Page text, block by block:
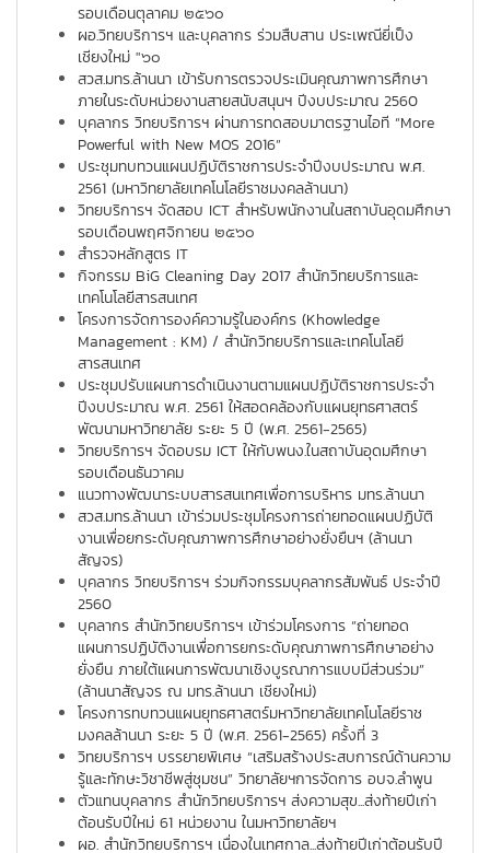
รอบเดือนตุลาคม ๒๕๖๐
ผอ.วิทยบริการฯ และบุคลากร ร่วมสืบสาน ประเพณียี่เป็ง
เชียงใหม่ "๖๐
สวส.มทร.ล้านนา เข้ารับการตรวจประเมินคุณภาพการศึกษา
ภายในระดับหน่วยงานสายสนับสนุนฯ ปีงบประมาณ 2560
บุคลากร วิทยบริการฯ ผ่านการทดสอบมาตรฐานไอที “More
Powerful with New MOS 2016”
ประชุมทบทวนแผนปฏิบัติราชการประจำปีงบประมาณ พ.ศ.
2561 (มหาวิทยาลัยเทคโนโลยีราชมงคลล้านนา)
วิทยบริการฯ จัดสอบ ICT สำหรับพนักงานในสถาบันอุดมศึกษา
รอบเดือนพฤศจิกายน ๒๕๖๐
สำรวจหลักสูตร IT
กิจกรรม BiG Cleaning Day 2017 สำนักวิทยบริการและ
เทคโนโลยีสารสนเทศ
โครงการจัดการองค์ความรู้ในองค์กร (Khowledge
Management : KM) / สำนักวิทยบริการและเทคโนโลยี
สารสนเทศ
ประชุมปรับแผนการดำเนินงานตามแผนปฏิบัติราชการประจำ
ปีงบประมาณ พ.ศ. 2561 ให้สอดคล้องกับแผนยุทธศาสตร์
พัฒนามหาวิทยาลัย ระยะ 5 ปี (พ.ศ. 2561-2565)
วิทยบริการฯ จัดอบรม ICT ให้กับพนง.ในสถาบันอุดมศึกษา
รอบเดือนธันวาคม
แนวทางพัฒนาระบบสารสนเทศเพื่อการบริหาร มทร.ล้านนา
สวส.มทร.ล้านนา เข้าร่วมประชุมโครงการถ่ายทอดแผนปฏิบัติ
งานเพื่อยกระดับคุณภาพการศึกษาอย่างยั่งยืนฯ (ล้านนา
สัญจร)
บุคลากร วิทยบริการฯ ร่วมกิจกรรมบุคลากรสัมพันธ์ ประจำปี
2560
บุคลากร สำนักวิทยบริการฯ เข้าร่วมโครงการ “ถ่ายทอด
แผนการปฏิบัติงานเพื่อการยกระดับคุณภาพการศึกษาอย่าง
ยั่งยืน ภายใต้แผนการพัฒนาเชิงบูรณาการแบบมีส่วนร่วม”
(ล้านนาสัญจร ณ มทร.ล้านนา เชียงใหม่)
โครงการทบทวนแผนยุทธศาสตร์มหาวิทยาลัยเทคโนโลยีราช
มงคลล้านนา ระยะ 5 ปี (พ.ศ. 2561-2565) ครั้งที่ 3
วิทยบริการฯ บรรยายพิเศษ “เสริมสร้างประสบการณ์ด้านความ
รู้และทักษะวิชาชีพสู่ชุมชน” วิทยาลัยฯการจัดการ อบจ.ลำพูน
ตัวแทนบุคลากร สำนักวิทยบริการฯ ส่งความสุข...ส่งท้ายปีเก่า
ต้อนรับปีใหม่ 61 หน่วยงาน ในมหาวิทยาลัยฯ
ผอ. สำนักวิทยบริการฯ เนื่องในเทศกาล...ส่งท้ายปีเก่าต้อนรับปี